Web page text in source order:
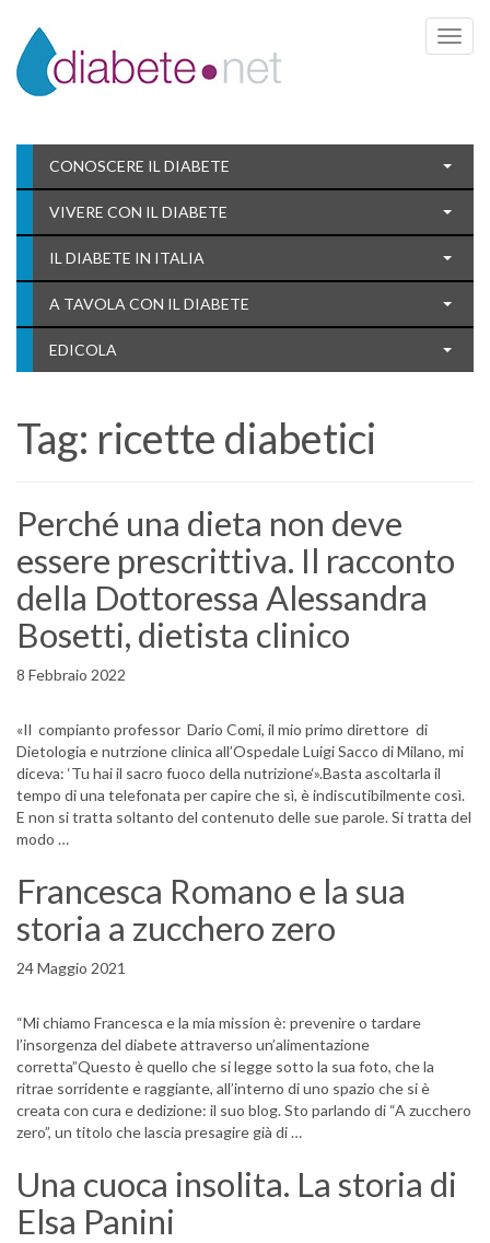
Toggle
CONOSCERE IL DIABETE
VIVERE CON IL DIABETE
IL DIABETE IN ITALIA
A TAVOLA CON IL DIABETE
EDICOLA
Tag: ricette diabetici
Perché una dieta non deve
essere prescrittiva. Il racconto
della Dottoressa Alessandra
Bosetti, dietista clinico
8 Febbraio 2022
«Il compianto professor Dario Comi, il mio primo direttore di
Dietologia e nutrzione clinica all’Ospedale Luigi Sacco di Milano, mi
diceva: ‘Tu hai il sacro fuoco della nutrizione‘».Basta ascoltarla il
tempo di una telefonata per capire che sì, è indiscutibilmente così.
E non si tratta soltanto del contenuto delle sue parole. Si tratta del
modo …
Francesca Romano e la sua
storia a zucchero zero
24 Maggio 2021
“Mi chiamo Francesca e la mia mission è: prevenire o tardare
l’insorgenza del diabete attraverso un’alimentazione
corretta”Questo è quello che si legge sotto la sua foto, che la
ritrae sorridente e raggiante, all’interno di uno spazio che si è
creata con cura e dedizione: il suo blog. Sto parlando di “A zucchero
zero”, un titolo che lascia presagire già di …
Una cuoca insolita. La storia di
Elsa Panini